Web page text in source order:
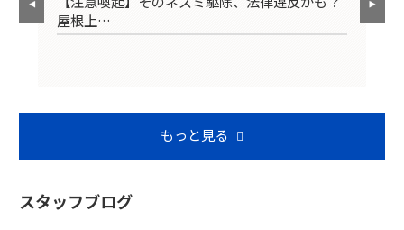
屋根上…
もっと見る
スタッフブログ